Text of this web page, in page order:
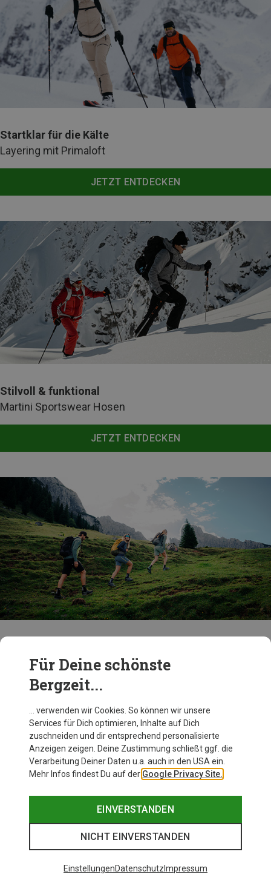
Startklar für die Kälte
Layering mit Primaloft
JETZT ENTDECKEN
Stilvoll & funktional
Martini Sportswear Hosen
JETZT ENTDECKEN
Alles für Deine nächste Tour
JETZT ENTDECKEN
Damen Produkte von Martini Sportswear
Für Deine schönste
Bergzeit...
… verwenden wir Cookies. So können wir unsere
Services für Dich optimieren, Inhalte auf Dich
zuschneiden und dir entsprechend personalisierte
Anzeigen zeigen. Deine Zustimmung schließt ggf. die
Verarbeitung Deiner Daten u.a. auch in den USA ein.
Mehr Infos findest Du auf der Google Privacy Site.
EINVERSTANDEN
NICHT EINVERSTANDEN
EinstellungenDatenschutz Impressum